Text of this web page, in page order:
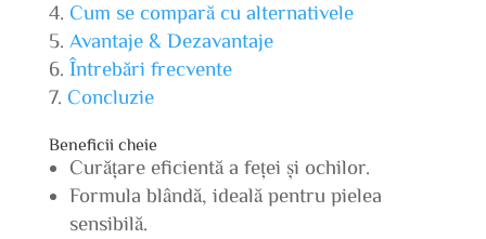
Cum se compară cu alternativele
Avantaje & Dezavantaje
Întrebări frecvente
Concluzie
Beneficii cheie
Curățare eficientă a feței și ochilor.
Formula blândă, ideală pentru pielea
sensibilă.